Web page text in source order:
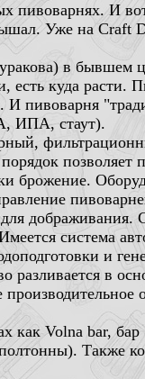
пивоварнях. И
Уже на Craft
Буракова) в
куда расти.
И пивоварня
ИПА, стаут).
позволяет
брожение.
дображивания.
система
и
разливается в
как Volna bar,
Также